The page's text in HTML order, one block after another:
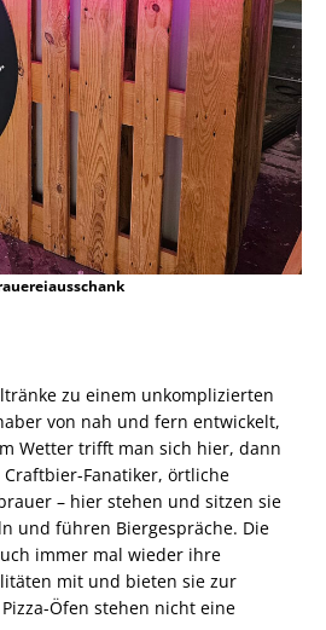
zu einem unkomplizierten
von nah und fern entwickelt,
Wetter trifft man sich hier, dann
Fanatiker, örtliche
– hier stehen und sitzen sie
und führen Biergespräche. Die
immer mal wieder ihre
mit und bieten sie zur
Öfen stehen nicht eine